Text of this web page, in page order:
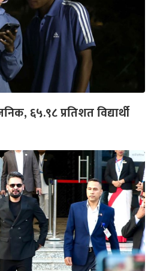
६५.९८ प्रतिशत विद्यार्थी